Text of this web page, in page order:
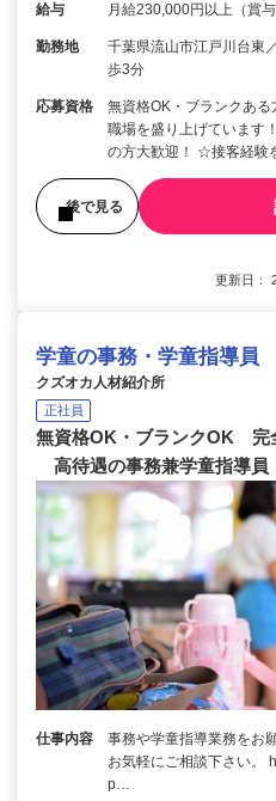
給与 月給230,000円以上（賞与
勤務地
千葉県流山市江戸川台東
歩3分
応募資格
無資格OK・ブランクあ
職場を盛り上げています
の方大歓迎！ ☆接客経験
後で見る
更新日：
学童の事務・学童指導員
クズオカ人材紹介所
正社員
無資格OK・ブランクOK 完
高待遇の事務兼学童指導員
仕事内容
事務や学童指導業務をお
お気軽にご相談下さい。
p…